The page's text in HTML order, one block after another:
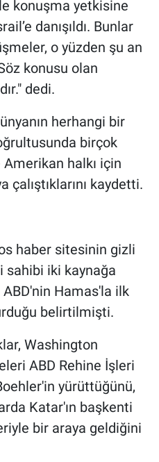
konuşma yetkisine
danışıldı. Bunlar
o yüzden şu an
konusu olan
dedi.
herhangi bir
birçok
Amerikan halkı için
çalıştıklarını kaydetti.
haber sitesinin gizli
sahibi iki kaynağa
ABD'nin Hamas'la ilk
belirtilmişti.
Washington
ABD Rehine İşleri
yürüttüğünü,
Katar'ın başkenti
bir araya geldiğini